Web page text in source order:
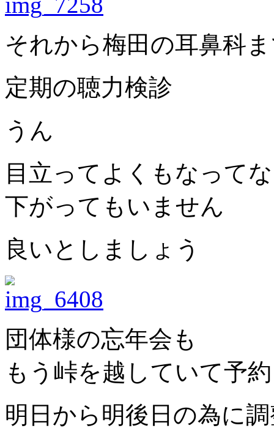
それから梅田の耳鼻科
定期の聴力検診
うん
目立ってよくもなって
下がってもいません
良いとしましょう
団体様の忘年会も
もう峠を越していて予
明日から明後日の為に